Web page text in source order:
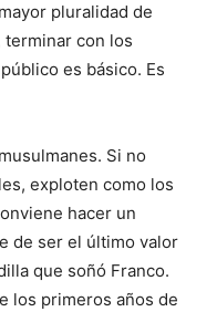
pluralidad de
terminar con los
es básico. Es
Si no
exploten como los
hacer un
de ser el último valor
que soñó Franco.
los primeros años de